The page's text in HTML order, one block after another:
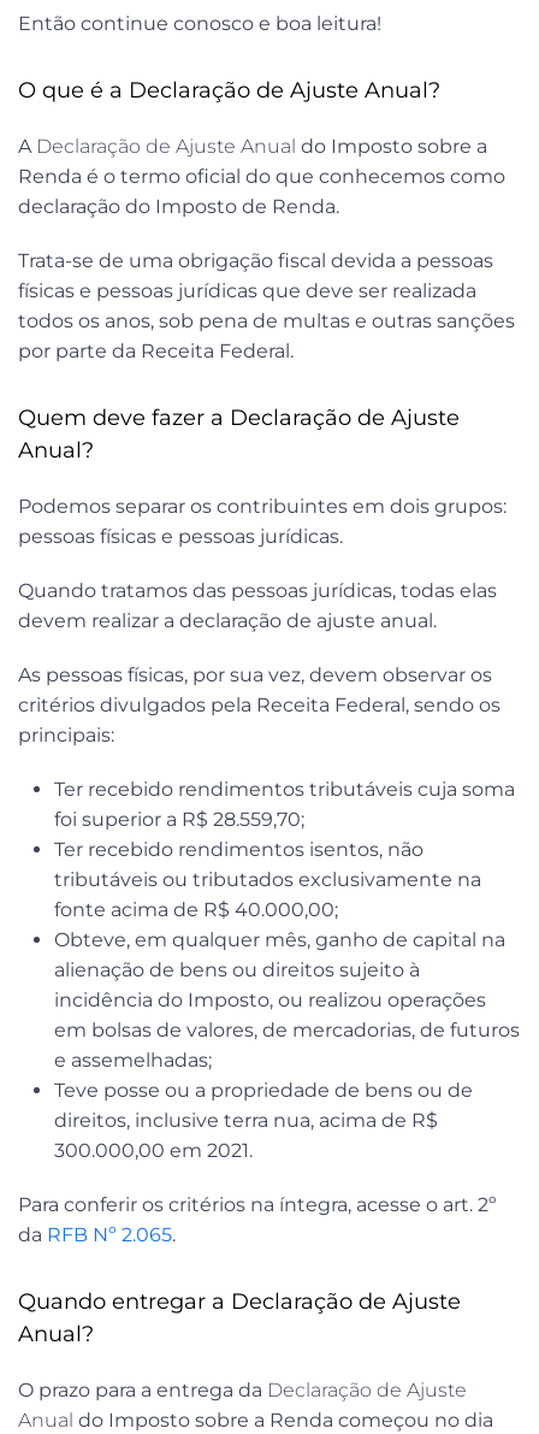
Então continue conosco e boa leitura!
O que é a Declaração de Ajuste Anual?
A Declaração de Ajuste Anual do Imposto sobre a
Renda é o termo oficial do que conhecemos como
declaração do Imposto de Renda.
Trata-se de uma obrigação fiscal devida a pessoas
físicas e pessoas jurídicas que deve ser realizada
todos os anos, sob pena de multas e outras sanções
por parte da Receita Federal.
Quem deve fazer a Declaração de Ajuste
Anual?
Podemos separar os contribuintes em dois grupos:
pessoas físicas e pessoas jurídicas.
Quando tratamos das pessoas jurídicas, todas elas
devem realizar a declaração de ajuste anual.
As pessoas físicas, por sua vez, devem observar os
critérios divulgados pela Receita Federal, sendo os
principais:
Ter recebido rendimentos tributáveis cuja soma
foi superior a R$ 28.559,70;
Ter recebido rendimentos isentos, não
tributáveis ou tributados exclusivamente na
fonte acima de R$ 40.000,00;
Obteve, em qualquer mês, ganho de capital na
alienação de bens ou direitos sujeito à
incidência do Imposto, ou realizou operações
em bolsas de valores, de mercadorias, de futuros
e assemelhadas;
Teve posse ou a propriedade de bens ou de
direitos, inclusive terra nua, acima de R$
300.000,00 em 2021.
Para conferir os critérios na íntegra, acesse o art. 2º
da RFB Nº 2.065.
Quando entregar a Declaração de Ajuste
Anual?
O prazo para a entrega da Declaração de Ajuste
Anual do Imposto sobre a Renda começou no dia